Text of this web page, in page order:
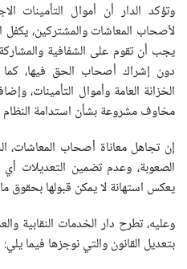
وتؤكد الدار أن أموال التأمينات
لأصحاب المعاشات والمشتركين، يكفل
يجب أن تقوم على الشفافية
دون إشراك أصحاب الحق فيها، كما
الخزانة العامة وأموال التأمينات،
مخاوف مشروعة بشأن استدامة النظام
إن تجاهل معاناة أصحاب المعاشات،
الصعوبة، وعدم تضمين التعديلات
يعكس استهانة لا يمكن قبولها
وعليه، تطرح دار الخدمات النقابية
بتعديل القانون والتي نوجزها فيما يلي: